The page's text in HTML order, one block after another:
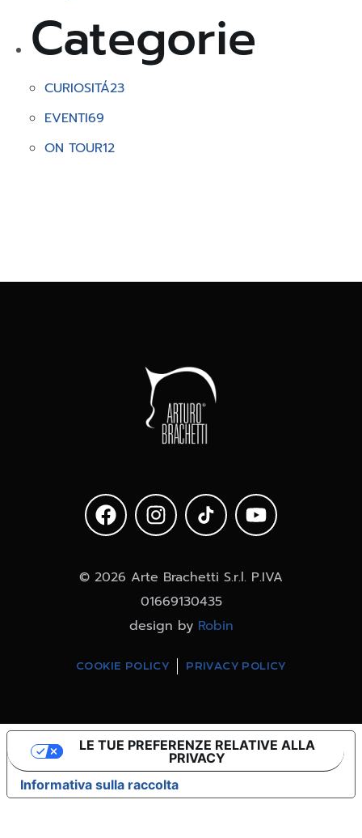
Categorie
CURIOSITÁ23
EVENTI69
ON TOUR12
© 2026 Arte Brachetti S.r.l. P.IVA
01669130435
design by Robin
COOKIE POLICY PRIVACY POLICY
Informativa sulla raccolta
LE TUE PREFERENZE RELATIVE ALLA
PRIVACY